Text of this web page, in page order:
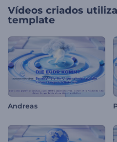
Vídeos criados
template
Andreas